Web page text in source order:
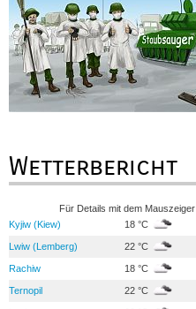
Wetterbericht
Für Details mit dem
Kyjiw (Kiew)
18 °C
Lwiw (Lemberg) 22 °C
Rachiw 18 °C
Ternopil 22 °C